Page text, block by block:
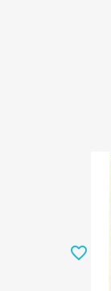
favorite_border